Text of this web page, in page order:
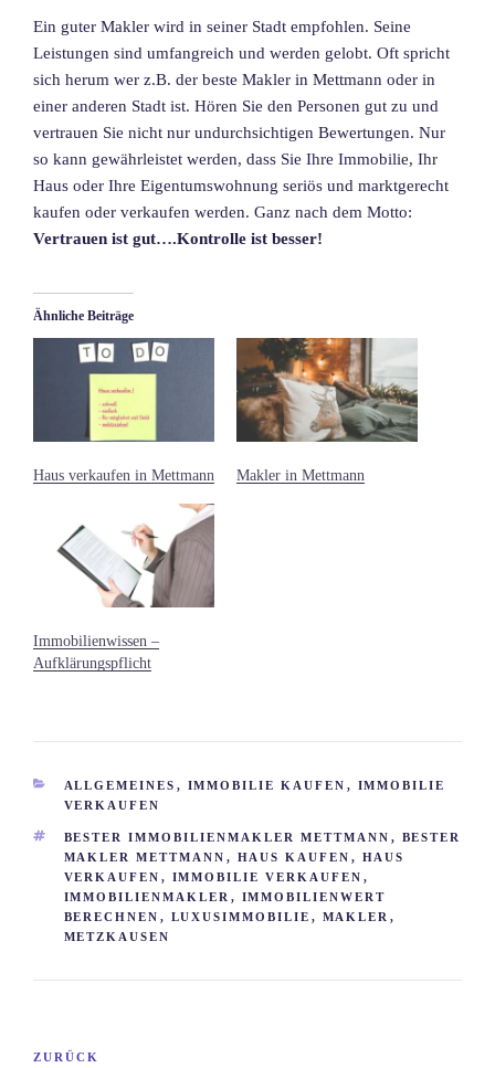
Ein guter Makler wird in seiner Stadt empfohlen. Seine
Leistungen sind umfangreich und werden gelobt. Oft spricht
sich herum wer z.B. der beste Makler in Mettmann oder in
einer anderen Stadt ist. Hören Sie den Personen gut zu und
vertrauen Sie nicht nur undurchsichtigen Bewertungen. Nur
so kann gewährleistet werden, dass Sie Ihre Immobilie, Ihr
Haus oder Ihre Eigentumswohnung seriös und marktgerecht
kaufen oder verkaufen werden. Ganz nach dem Motto:
Vertrauen ist gut….Kontrolle ist besser!
Ähnliche Beiträge
Haus verkaufen in Mettmann Makler in Mettmann
Immobilienwissen –
Aufklärungspflicht
KATEGORIEN
ALLGEMEINES , IMMOBILIE KAUFEN , IMMOBILIE
VERKAUFEN
SCHLAGWÖRTER
BESTER IMMOBILIENMAKLER METTMANN , BESTER
MAKLER METTMANN , HAUS KAUFEN , HAUS
VERKAUFEN , IMMOBILIE VERKAUFEN ,
IMMOBILIENMAKLER , IMMOBILIENWERT
BERECHNEN , LUXUSIMMOBILIE , MAKLER ,
METZKAUSEN
Beitragsnavigation
Vorheriger
ZURÜCK